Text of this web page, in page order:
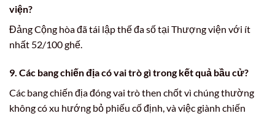
viện?
Đảng Cộng hòa đã tái lập thế đa số tại Thượng viện với ít
nhất 52/100 ghế.
9. Các bang chiến địa có vai trò gì trong kết quả bầu cử?
Các bang chiến địa đóng vai trò then chốt vì chúng thường
không có xu hướng bỏ phiếu cố định, và việc giành chiến